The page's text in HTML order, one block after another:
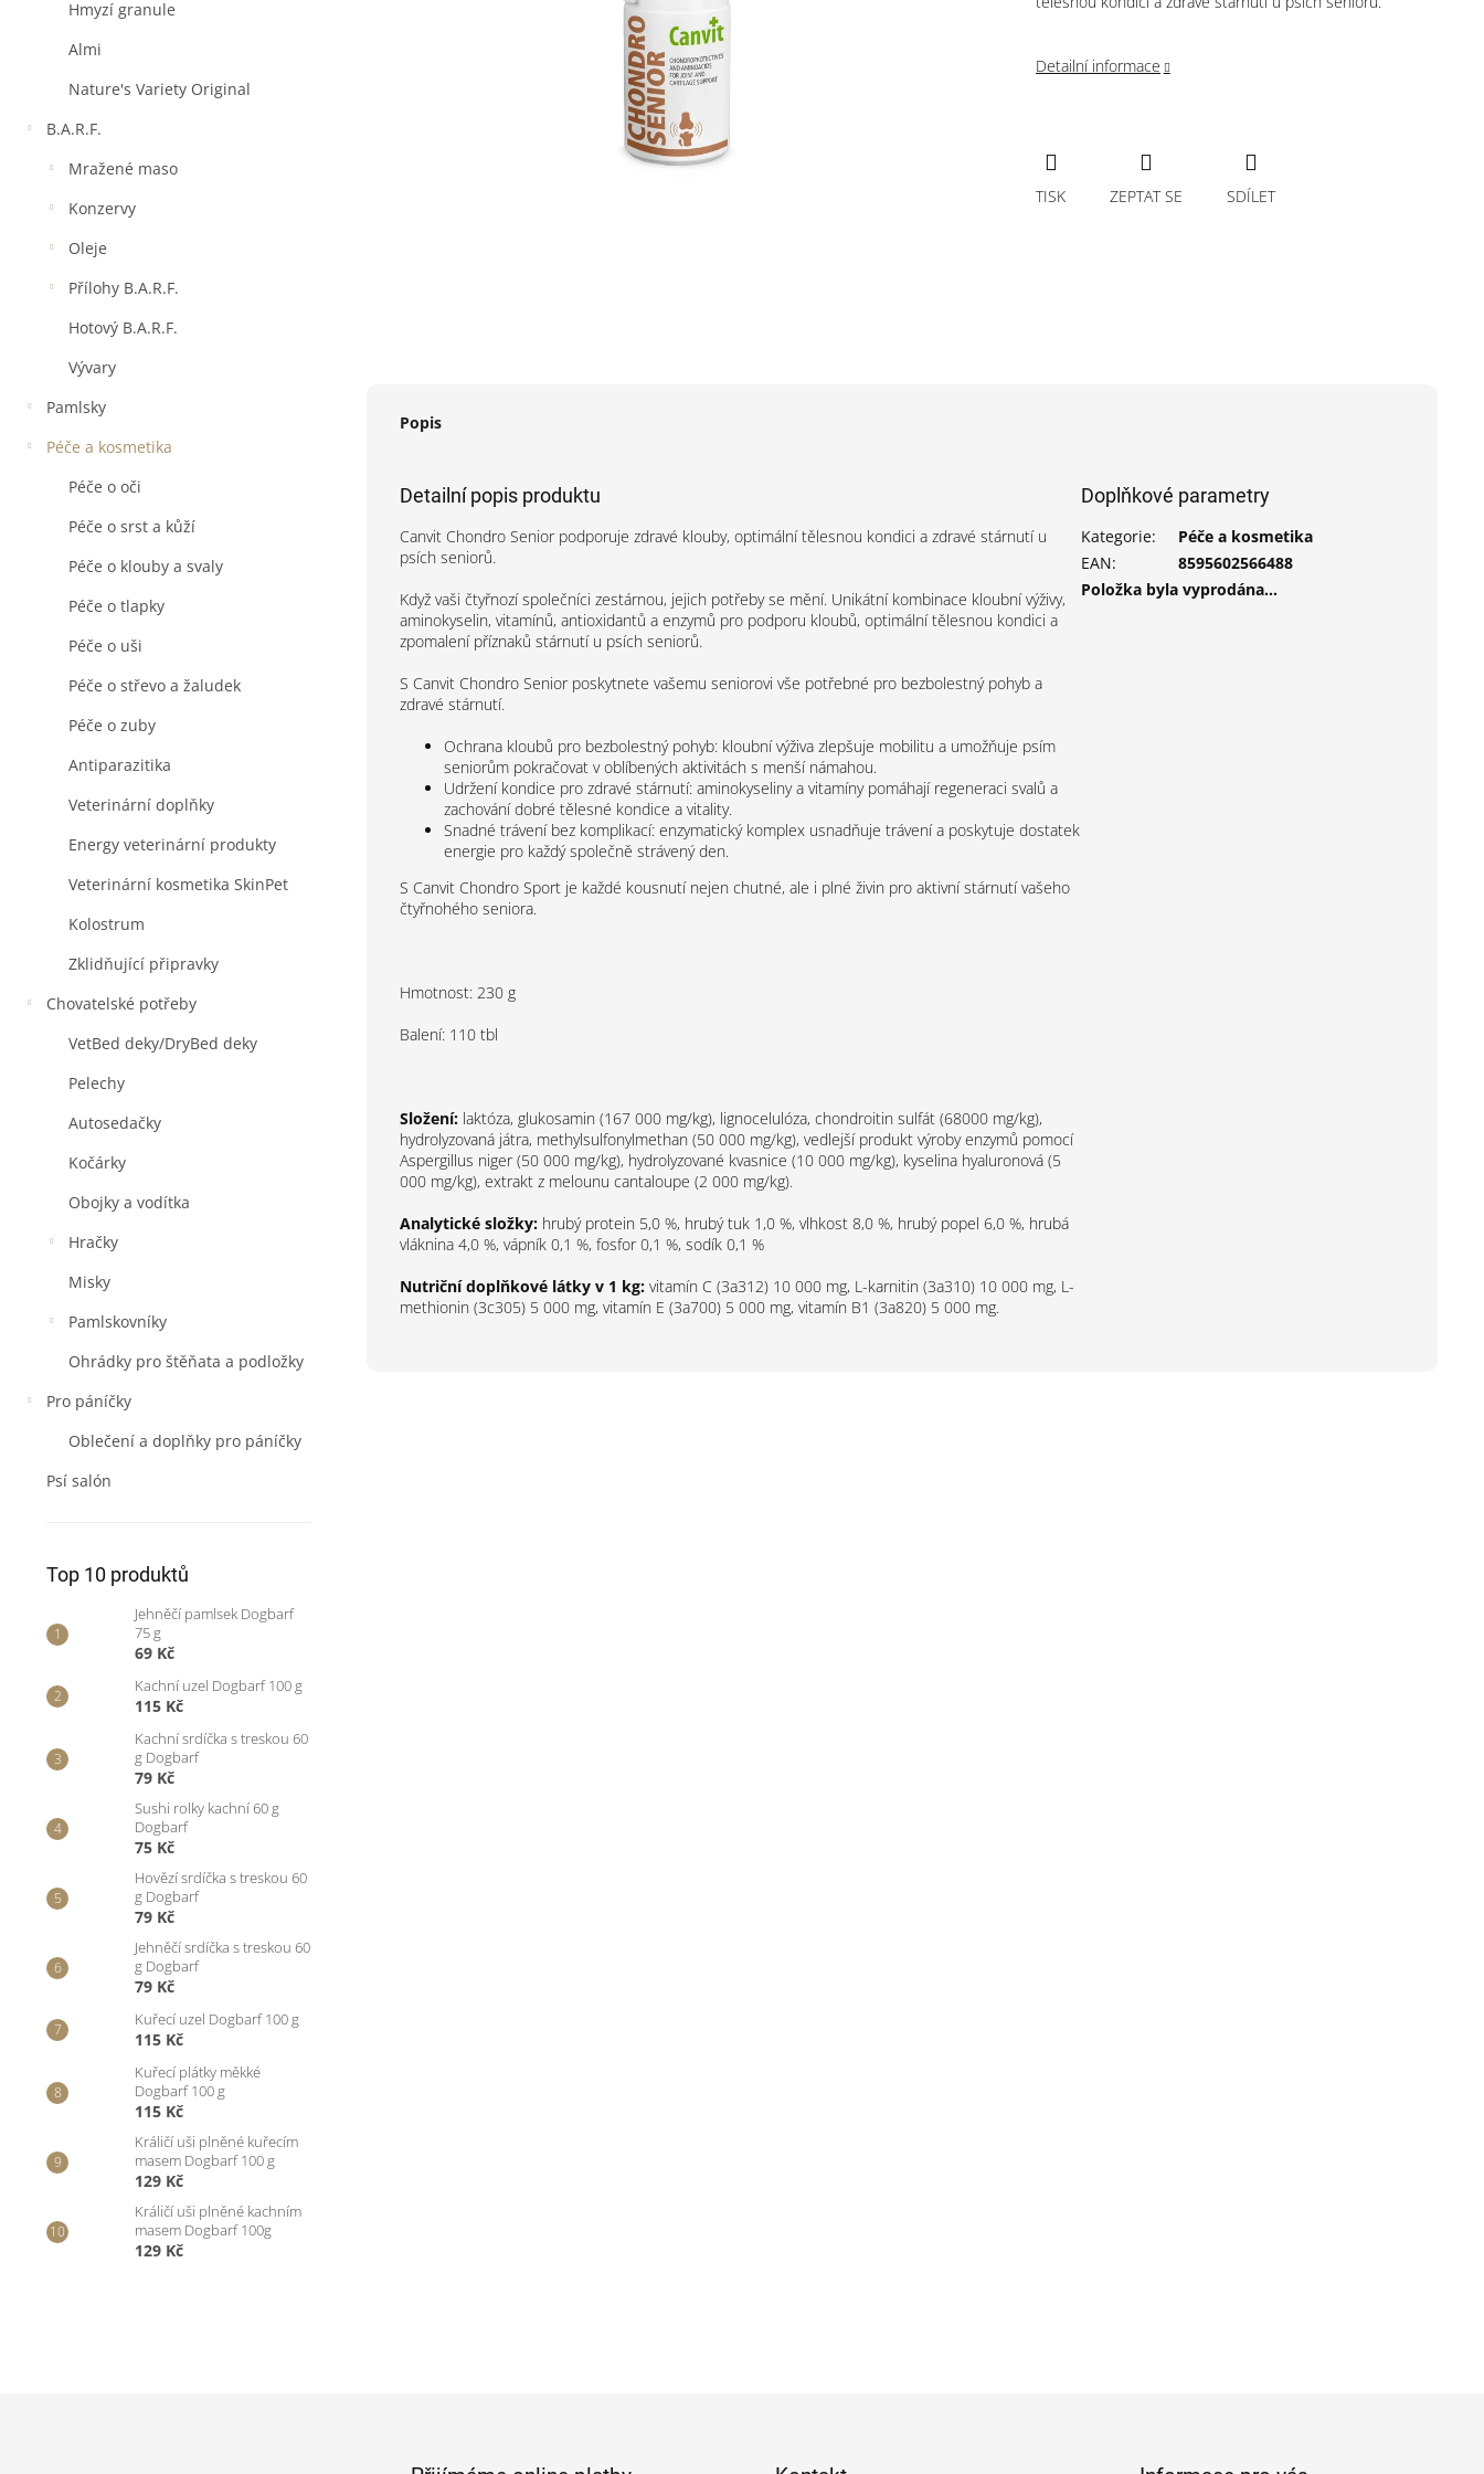
Hmyzí granule
Almi
Nature's Variety Original
B.A.R.F.
Mražené maso
Konzervy
Oleje
Přílohy B.A.R.F.
Hotový B.A.R.F.
Vývary
Pamlsky
Péče a kosmetika
Péče o oči
Péče o srst a kůží
Péče o klouby a svaly
Péče o tlapky
Péče o uši
Péče o střevo a žaludek
Péče o zuby
Antiparazitika
Veterinární doplňky
Energy veterinární produkty
Veterinární kosmetika SkinPet
Kolostrum
Zklidňující připravky
Chovatelské potřeby
VetBed deky/DryBed deky
Pelechy
Autosedačky
Kočárky
Obojky a vodítka
Hračky
Misky
Pamlskovníky
Ohrádky pro štěňata a podložky
Pro páníčky
Oblečení a doplňky pro páníčky
Psí salón
Top 10 produktů
Jehněčí pamlsek Dogbarf
75 g
69 Kč
Kachní uzel Dogbarf 100 g
115 Kč
Kachní srdíčka s treskou 60
g Dogbarf
79 Kč
Sushi rolky kachní 60 g
Dogbarf
75 Kč
Hovězí srdíčka s treskou 60
g Dogbarf
79 Kč
Jehněčí srdíčka s treskou 60
g Dogbarf
79 Kč
Kuřecí uzel Dogbarf 100 g
115 Kč
Kuřecí plátky měkké
Dogbarf 100 g
115 Kč
Králičí uši plněné kuřecím
masem Dogbarf 100 g
129 Kč
Králičí uši plněné kachním
masem Dogbarf 100g
129 Kč
Detailní informace
TISK ZEPTAT SE SDÍLET
Popis
Detailní popis produktu
Canvit Chondro Senior podporuje zdravé klouby, optimální tělesnou kondici a zdravé stárnutí u
psích seniorů.
Když vaši čtyřnozí společníci zestárnou, jejich potřeby se mění. Unikátní kombinace kloubní výživy,
aminokyselin, vitamínů, antioxidantů a enzymů pro podporu kloubů, optimální tělesnou kondici a
zpomalení příznaků stárnutí u psích seniorů.
S Canvit Chondro Senior poskytnete vašemu seniorovi vše potřebné pro bezbolestný pohyb a
zdravé stárnutí.
Ochrana kloubů pro bezbolestný pohyb: kloubní výživa zlepšuje mobilitu a umožňuje psím
seniorům pokračovat v oblíbených aktivitách s menší námahou.
Udržení kondice pro zdravé stárnutí: aminokyseliny a vitamíny pomáhají regeneraci svalů a
zachování dobré tělesné kondice a vitality.
Snadné trávení bez komplikací: enzymatický komplex usnadňuje trávení a poskytuje dostatek
energie pro každý společně strávený den.
S Canvit Chondro Sport je každé kousnutí nejen chutné, ale i plné živin pro aktivní stárnutí vašeho
čtyřnohého seniora.
Hmotnost: 230 g
Balení: 110 tbl
Složení: laktóza, glukosamin (167 000 mg/kg), lignocelulóza, chondroitin sulfát (68000 mg/kg),
hydrolyzovaná játra, methylsulfonylmethan (50 000 mg/kg), vedlejší produkt výroby enzymů pomocí
Aspergillus niger (50 000 mg/kg), hydrolyzované kvasnice (10 000 mg/kg), kyselina hyaluronová (5
000 mg/kg), extrakt z melounu cantaloupe (2 000 mg/kg).
Analytické složky: hrubý protein 5,0 %, hrubý tuk 1,0 %, vlhkost 8,0 %, hrubý popel 6,0 %, hrubá
vláknina 4,0 %, vápník 0,1 %, fosfor 0,1 %, sodík 0,1 %
Nutriční doplňkové látky v 1 kg: vitamín C (3a312) 10 000 mg, L-karnitin (3a310) 10 000 mg, L-
methionin (3c305) 5 000 mg, vitamín E (3a700) 5 000 mg, vitamín B1 (3a820) 5 000 mg.
Doplňkové parametry
Kategorie:
Péče a kosmetika
EAN:
8595602566488
Položka byla vyprodána…